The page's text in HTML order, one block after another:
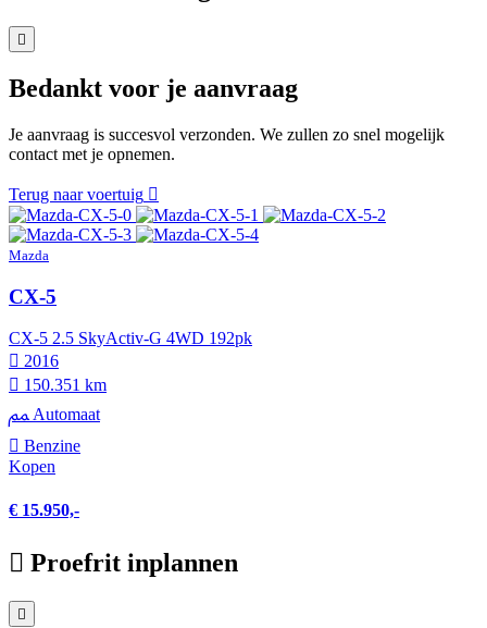
Bedankt voor je aanvraag
Je aanvraag is succesvol verzonden. We zullen zo snel mogelijk
contact met je opnemen.
Terug naar voertuig
Mazda
CX-5
CX-5 2.5 SkyActiv-G 4WD 192pk
2016
150.351 km
Automaat
Benzine
Kopen
€ 15.950,-
Proefrit inplannen